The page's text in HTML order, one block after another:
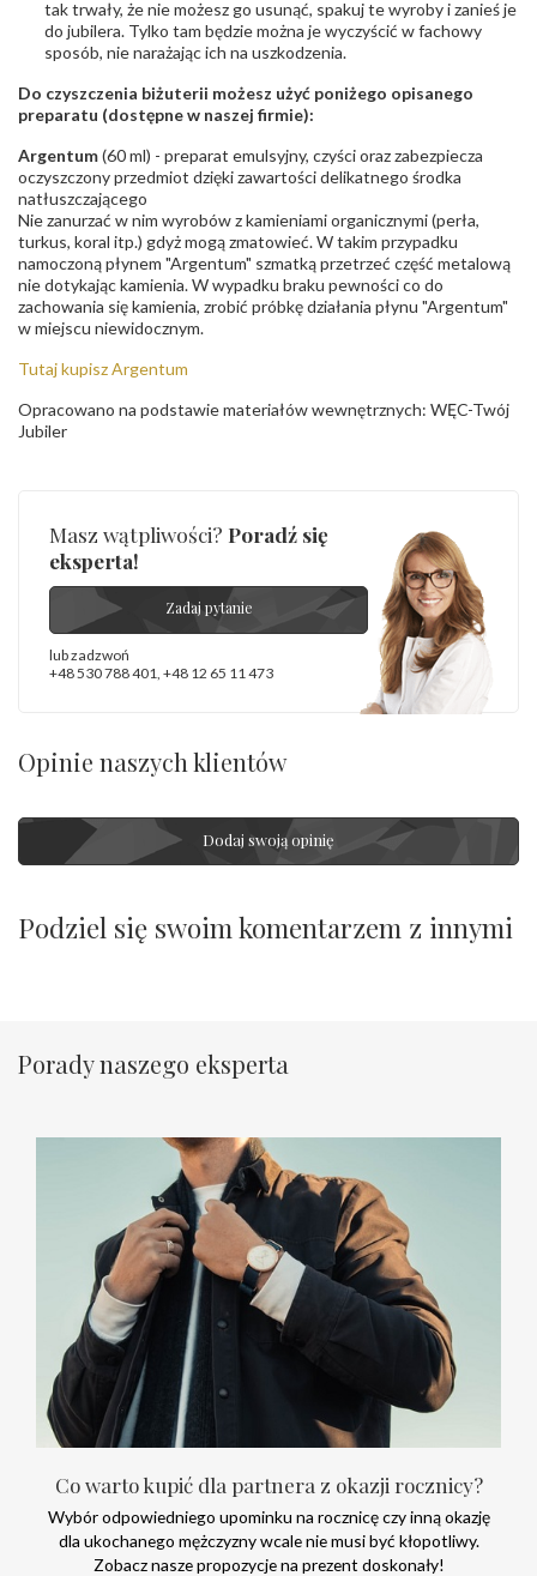
tak trwały, że nie możesz go usunąć, spakuj te wyroby i zanieś je
do jubilera. Tylko tam będzie można je wyczyścić w fachowy
sposób, nie narażając ich na uszkodzenia.
Do czyszczenia biżuterii możesz użyć poniżego opisanego
preparatu (dostępne w naszej firmie):
Argentum(60 ml) - preparat emulsyjny, czyści oraz zabezpiecza
oczyszczony przedmiot dzięki zawartości delikatnego środka
natłuszczającego
Nie zanurzać w nim wyrobów z kamieniami organicznymi (perła,
turkus, koral itp.) gdyż mogą zmatowieć. W takim przypadku
namoczoną płynem "Argentum" szmatką przetrzeć część metalową
nie dotykając kamienia. W wypadku braku pewności co do
zachowania się kamienia, zrobić próbkę działania płynu "Argentum"
w miejscu niewidocznym.
Tutaj kupisz Argentum
Opracowano na podstawie materiałów wewnętrznych: WĘC-Twój
Jubiler
Masz wątpliwości? Poradź się
eksperta!
Zadaj pytanie
lub zadzwoń
+48 530 788 401, +48 12 65 11 473
Opinie naszych klientów
Dodaj swoją opinię
Podziel się swoim komentarzem z innymi
Porady naszego eksperta
Co warto kupić dla partnera z okazji rocznicy?
Wybór odpowiedniego upominku na rocznicę czy inną okazję
dla ukochanego mężczyzny wcale nie musi być kłopotliwy.
Zobacz nasze propozycje na prezent doskonały!